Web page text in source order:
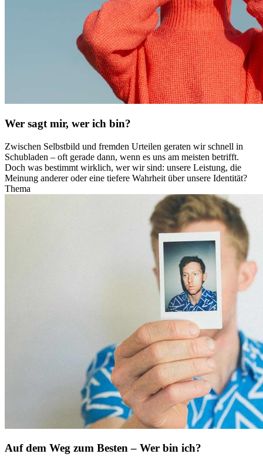
Wer sagt mir, wer ich bin?
Zwischen Selbstbild und fremden Urteilen geraten wir schnell in
Schubladen – oft gerade dann, wenn es uns am meisten betrifft.
Doch was bestimmt wirklich, wer wir sind: unsere Leistung, die
Meinung anderer oder eine tiefere Wahrheit über unsere Identität?
Thema
Auf dem Weg zum Besten – Wer bin ich?